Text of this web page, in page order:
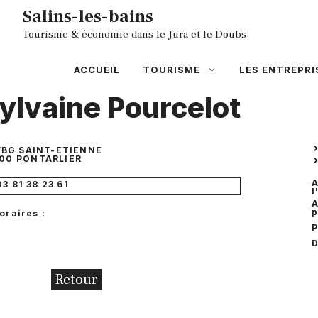
AllerSalins-les-bains
Tourisme & économie dans le Jura et le Doubs
ACCUEIL TOURISME LES
Pourcelot
SAINT-ETIENNE
PONTARLIER
81 38 23 61
:
Retour